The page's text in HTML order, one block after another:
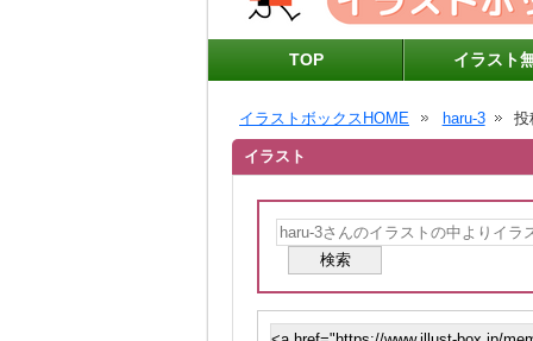
TOP イラスト
イラストボックスHOME haru-3 投
イラスト